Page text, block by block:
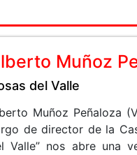
Muñoz
del Valle
Muñoz Peñaloza
de director de la
Valle” nos abre una